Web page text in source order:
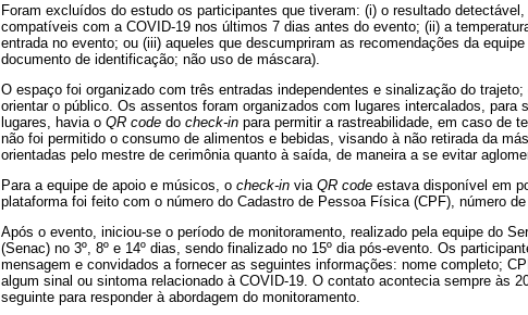
Foram excluídos do estudo os participantes que tiveram: (i) o resultado
compatíveis com a COVID-19 nos últimos 7 dias antes do evento; (ii) a
entrada no evento; ou (iii) aqueles que descumpriram as recomendações da
documento de identificação; não uso de máscara).
O espaço foi organizado com três entradas independentes e sinalização do
orientar o público. Os assentos foram organizados com lugares intercalados,
lugares, havia o QR code do check-in para permitir a rastreabilidade, em caso de
não foi permitido o consumo de alimentos e bebidas, visando à não retirada da
orientadas pelo mestre de cerimônia quanto à saída, de maneira a se evitar
Para a equipe de apoio e músicos, o check-in via QR code estava disponível em
plataforma foi feito com o número do Cadastro de Pessoa Física (CPF), número
Após o evento, iniciou-se o período de monitoramento, realizado pela equipe do
(Senac) no 3º, 8º e 14º dias, sendo finalizado no 15º dia pós-evento. Os
mensagem e convidados a fornecer as seguintes informações: nome completo;
algum sinal ou sintoma relacionado à COVID-19. O contato acontecia sempre às
seguinte para responder à abordagem do monitoramento.